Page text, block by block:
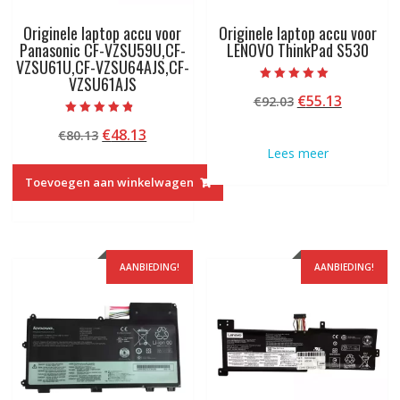
Originele laptop accu voor
Panasonic CF-VZSU59U,CF-
VZSU61U,CF-VZSU64AJS,CF-
VZSU61AJS
met
4.50
€80.13 Oorspronkelijke
was:
€80.13.
€48.13
is:
€48.13.
Toevoegen aan winkelwagen
Originele laptop accu voor
LENOVO ThinkPad S530
5.00
van 5
€92.03
€92.03.
€55.13Huidige
Lees meer
AANBIEDING! AANBIEDING!